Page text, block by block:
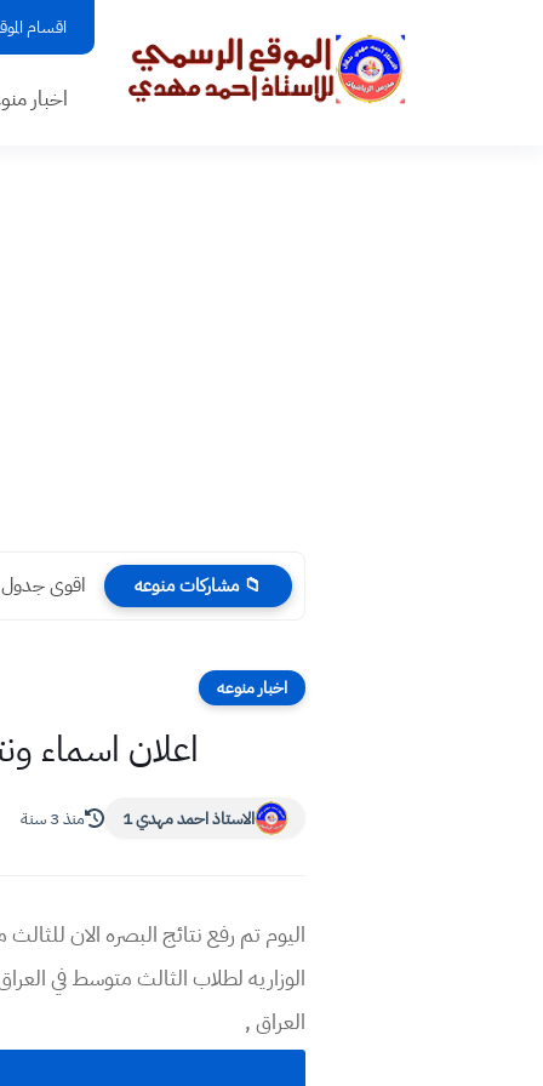
اقسام
اخبار
📁 مشاركات منوعه اقوى جدول مراجعة
اخبار منوعه
اعلان اسماء
الاستاذ احمد مهدي 1 منذ 3 سنة
العراق ,